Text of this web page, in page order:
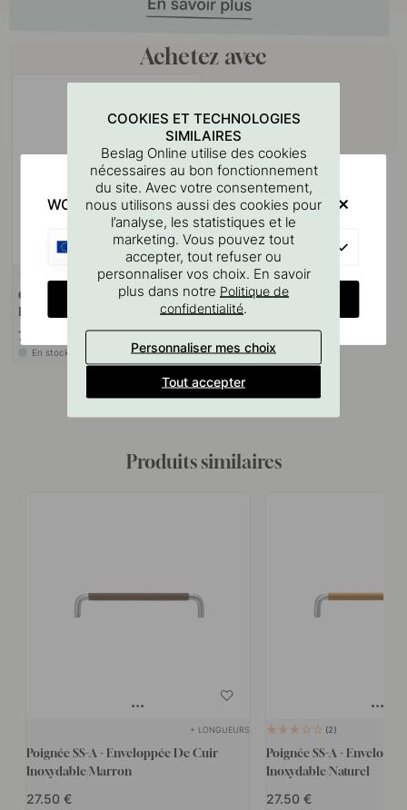
Achetez avec
Gabarit De Perçage Pour
Poignées Et Boutons
7 €
En stock
Produits similaires
+ LONGUEURS
Poignée SS-A - Enveloppée De Cuir
Inoxydable/Marron
27.50
2
Poignée SS-A -
Inoxydable/Naturel
27.50
COOKIES ET TECHNOLOGIES
SIMILAIRES
Beslag Online utilise des cookies
nécessaires au bon fonctionnement
du site. Avec votre consentement,
nous utilisons aussi des cookies pour
l’analyse, les statistiques et le
marketing. Vous pouvez tout
accepter, tout refuser ou
personnaliser vos choix. En savoir
plus dans notre Politique de
confidentialité.
Personnaliser mes choix
Tout accepter
WOULD YOU RATHER VISIT?
CHANGE COUNTRY